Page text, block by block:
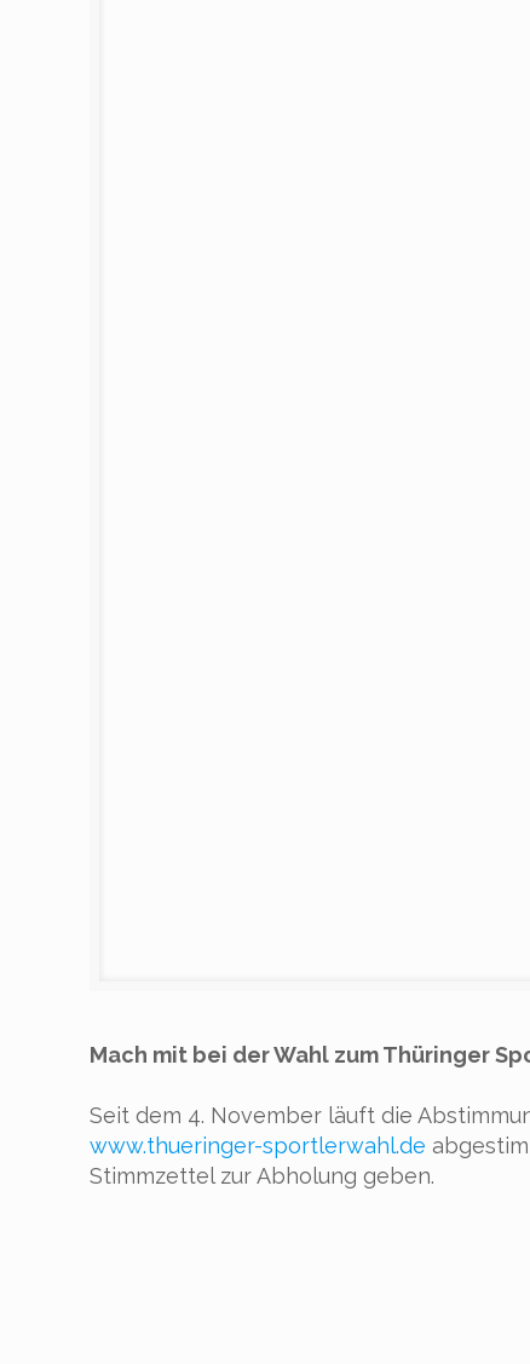
Mach mit bei der Wahl zum Thüringer
Seit dem 4. November läuft die
www.thueringer-sportlerwahl.de
Stimmzettel zur Abholung geben.